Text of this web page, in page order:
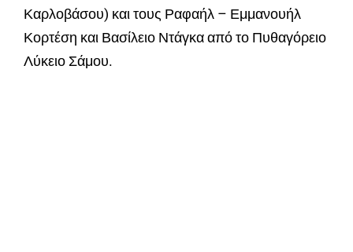
Καρλοβάσου) και τους Ραφαήλ – Εμμανουήλ
Κορτέση και Βασίλειο Ντάγκα από το Πυθαγόρειο
Λύκειο Σάμου.